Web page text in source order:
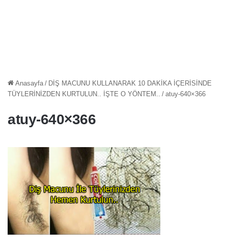
Anasayfa / DİŞ MACUNU KULLANARAK 10 DAKİKA İÇERİSİNDE
TÜYLERİNİZDEN KURTULUN.. İŞTE O YÖNTEM..
/ atuy-640×366
atuy-640×366